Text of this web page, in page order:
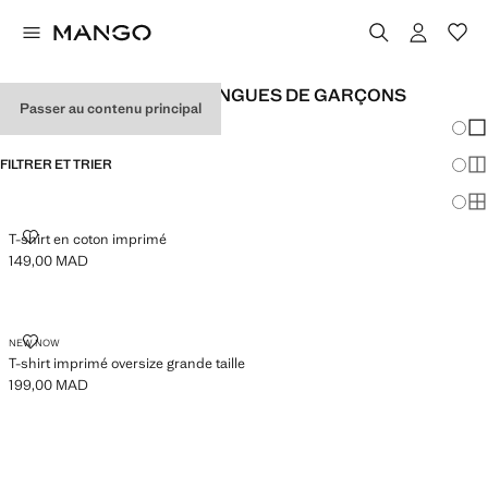
Passer au contenu principal
T-SHIRTS À MANCHES LONGUES DE GARÇONS
FILTRER ET TRIER
T-shirt en coton imprimé
T-SHIRT EN COTON IMPRIMÉ
Prix actuel [149,00 MAD ]
149,00 MAD
NEW NOW
T-shirt imprimé oversize grande taille
T-SHIRT IMPRIMÉ OVERSIZE GRANDE TAILLE
Prix actuel [199,00 MAD ]
199,00 MAD